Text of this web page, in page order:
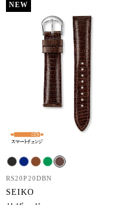
NEW
RS20P20DBN
SEIKO